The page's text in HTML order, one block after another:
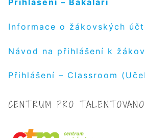
Přihlášení – Bakaláři
Informace o žákovských
Návod na přihlášení k
Přihlášení – Classroom
CENTRUM PRO